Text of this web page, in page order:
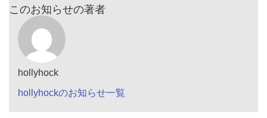
このお知らせの著者
hollyhock
hollyhockのお知らせ一覧